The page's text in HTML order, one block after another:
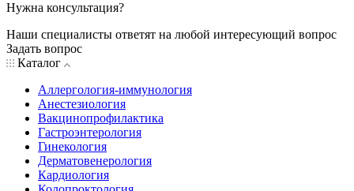
Нужна консультация?
Наши специалисты ответят на любой интересующий вопрос
Задать вопрос
Каталог
Аллергология-иммунология
Анестезиология
Вакцинопрофилактика
Гастроэнтерология
Гинекология
Дерматовенерология
Кардиология